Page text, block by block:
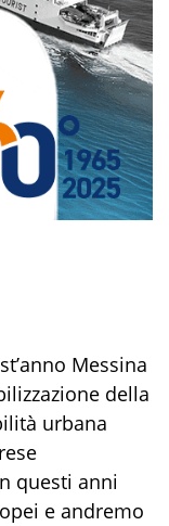
Messina
della
urbana
questi anni
e andremo